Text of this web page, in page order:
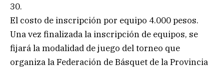
30.
El costo de inscripción por equipo 4.000 pesos.
Una vez finalizada la inscripción de equipos, se
fijará la modalidad de juego del torneo que
organiza la Federación de Básquet de la Provincia